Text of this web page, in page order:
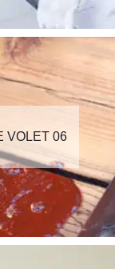
VOLET 06